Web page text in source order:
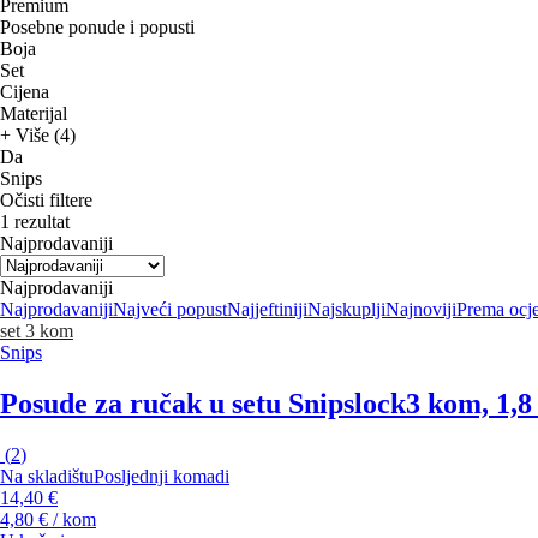
Premium
Posebne ponude i popusti
Boja
Set
Cijena
Materijal
+ Više (4)
Da
Snips
Očisti filtere
1 rezultat
Najprodavaniji
Najprodavaniji
NajprodavanijiNajveći popustNajjeftinijiNajskupljiNajnovijiPrema
set 3 kom
Snips
Posude za ručak u setu Snipslock3 kom, 1,8
(2)
Na skladištuPosljednji komadi
14,40 €
4,80 € / kom